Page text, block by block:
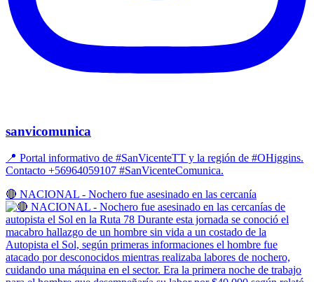
sanvicomunica
📍 Portal informativo de #SanVicenteTT y la región de #OHiggins.
Contacto +56964059107 #SanVicenteComunica.
🔴 NACIONAL - Nochero fue asesinado en las cercanía